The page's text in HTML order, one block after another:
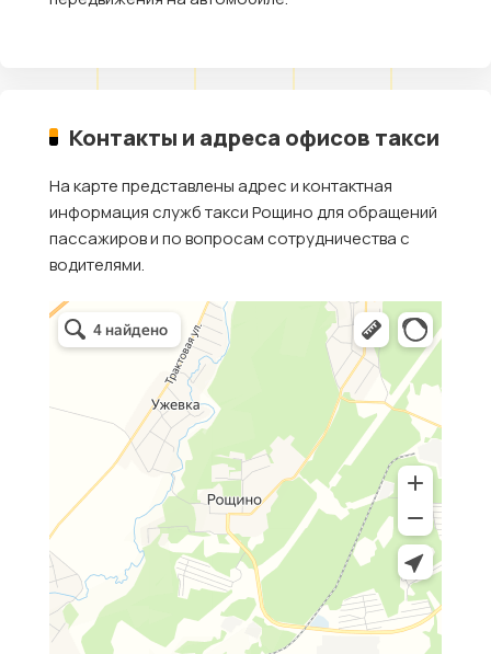
Контакты и адреса офисов такси
На карте представлены адрес и контактная
информация служб такси Рощино для обращений
пассажиров и по вопросам сотрудничества с
водителями.